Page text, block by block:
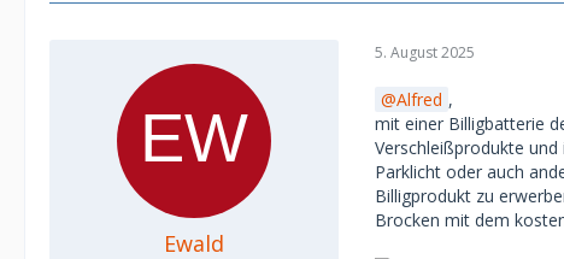
Ewald
5. August 2025
Alfred ,
mit einer Billigbatterie
Verschleißprodukte
Parklicht oder auch
Billigprodukt zu
Brocken mit dem